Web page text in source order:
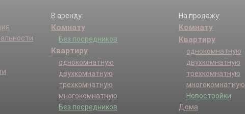
В аренду:
Комнату
Без посредников
Квартиру
однокомнатную
двухкомнатную
трехкомнатную
многокомнатную
Без посредников
На продажу:
Комнату
Квартиру
однокомнатную
двухкомнатную
трехкомнатную
многокомнатную
Новостройки
Дома